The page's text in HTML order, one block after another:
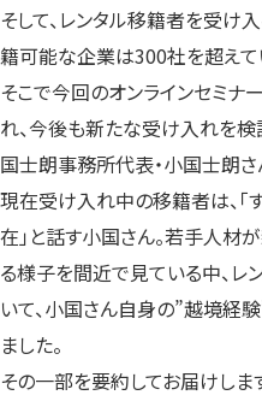
そして、レンタル移籍者を受け
籍可能な企業は300社を超えて
そこで今回のオンラインセミナ
れ、今後も新たな受け入れを
国士朗事務所代表・小国士朗さ
現在受け入れ中の移籍者は、「
在」と話す小国さん。若手人材
る様子を間近で見ている中、
いて、小国さん自身の”越境経
ました。
その一部を要約してお届けしま